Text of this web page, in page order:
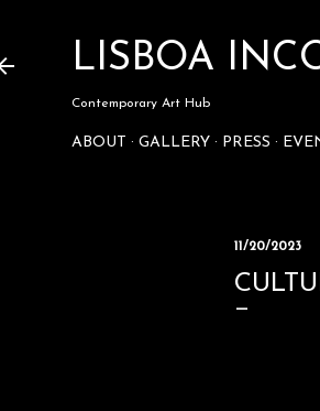
LISBOA
Contemporary Art Hub
ABOUT GALLERY PRESS
11/20/2023